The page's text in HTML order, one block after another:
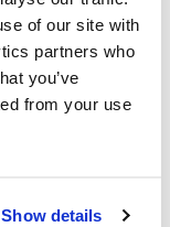
of our site with
partners who
you’ve
from your use
Show details